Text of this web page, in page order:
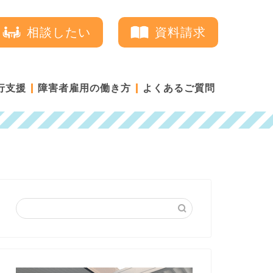
相談したい 資料請求
支援 障害者雇用の働き方 よくあるご質問